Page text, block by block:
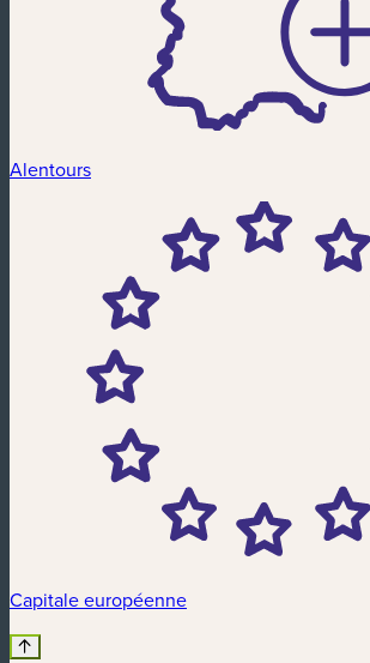
Alentours
Capitale européenne